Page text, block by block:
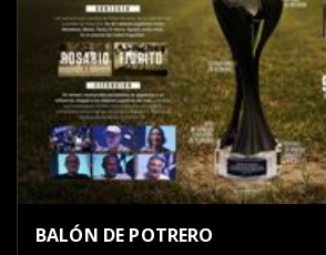
BALÓN DE POTRERO